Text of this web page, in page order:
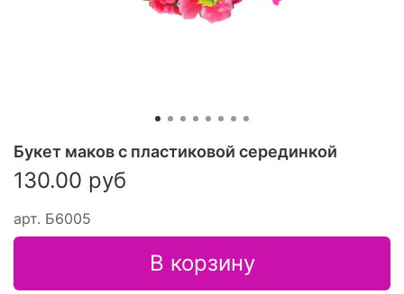
арт. Б6005
Букет маков с пластиковой серединкой
130.00 руб
В корзину